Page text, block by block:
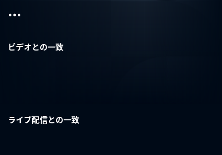
...
ビデオとの一致
ライブ配信との一致